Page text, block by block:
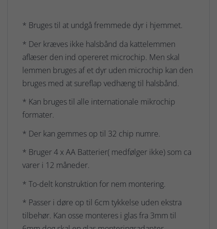
* Bruges til at undgå fremmede dyr i hjemmet.
* Der kræves ikke halsbånd da kattelemmen
aflæser den ind opereret microchip. Men skal
lemmen bruges af et dyr uden microchip kan den
bruges med at sureflap vedhæng til halsbånd.
* Kan bruges til alle internationale mikrochip
formater.
* Der kan gemmes op til 32 chip numre.
* Bruger 4 x AA Batterier( medfølger ikke) som ca
varer i 12 måneder.
* To-delt konstruktion for nem montering.
* Passer i døre op til 6cm tykkelse uden ekstra
tilbehør. Kan osse monteres i glas fra 3mm til